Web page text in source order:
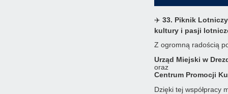
✈️ 33. Piknik
kultury i pasji
Z ogromną radością
Urząd Miejski w
oraz
Centrum Promocji
Dzięki tej współpracy